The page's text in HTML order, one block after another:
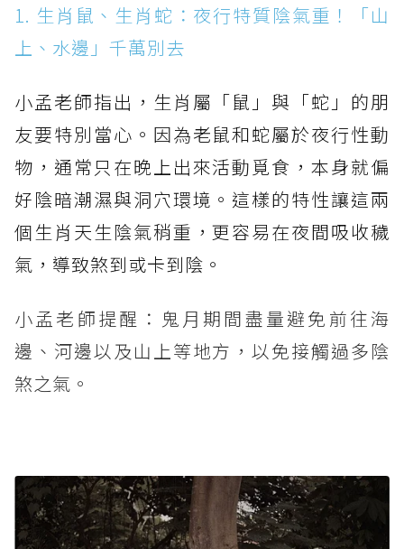
1. 生肖鼠、生肖蛇：夜行特質陰氣重！「山
上、水邊」千萬別去
小孟老師指出，生肖屬「鼠」與「蛇」的朋
友要特別當心。因為老鼠和蛇屬於夜行性動
物，通常只在晚上出來活動覓食，本身就偏
好陰暗潮濕與洞穴環境。這樣的特性讓這兩
個生肖天生陰氣稍重，更容易在夜間吸收穢
氣，導致煞到或卡到陰。
小孟老師提醒：鬼月期間盡量避免前往海
邊、河邊以及山上等地方，以免接觸過多陰
煞之氣。